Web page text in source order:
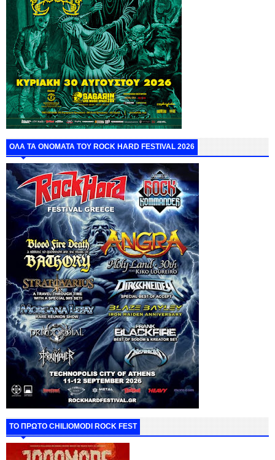
ΟΛΑ ΤΑ ΟΝΟΜΑΤΑ ΤΟΥ ROCK HARD FESTIVAL 2026
ΤΟ ΠΡΩΤΟ CHILIOMODI ROCK FEST